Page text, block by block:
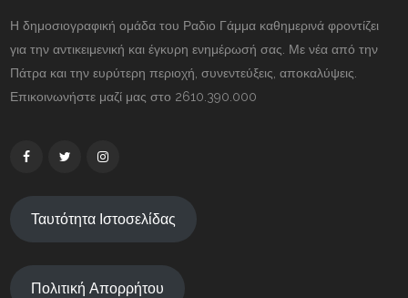
Η δημοσιογραφική ομάδα του Ραδιο Γάμμα καθημερινά φροντίζει
για την αντικειμενική και έγκυρη ενημέρωσή σας. Με νέα από την
Πάτρα και την ευρύτερη περιοχή, συνεντεύξεις, αποκαλύψεις.
Επικοινωνήστε μαζί μας στο 2610.390.000
Ταυτότητα Ιστοσελίδας
Πολιτική Απορρήτου